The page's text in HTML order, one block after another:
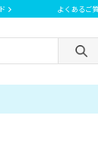
よくあるご